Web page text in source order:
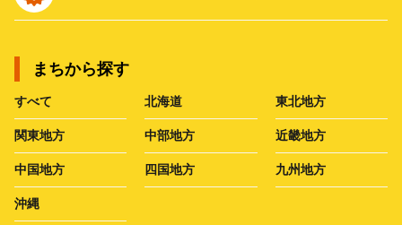
まちから探す
すべて 北海道 東北地方
関東地方 中部地方 近畿地方
中国地方 四国地方 九州地方
沖縄